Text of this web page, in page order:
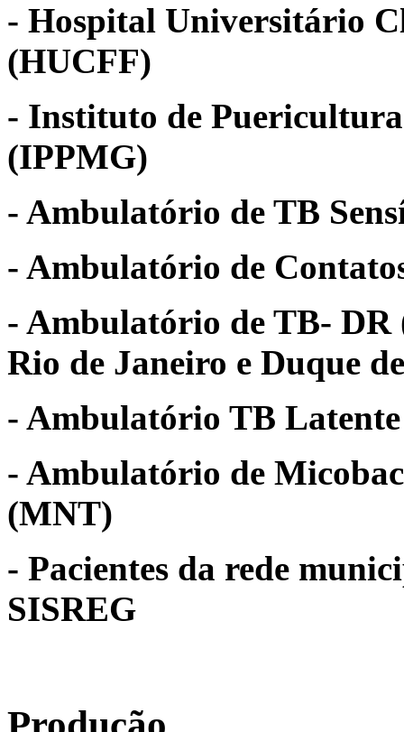
- Hospital Universitário
(HUCFF)
- Instituto de
(IPPMG)
- Ambulatório de TB
- Ambulatório de
- Ambulatório de TB- DR
Rio de Janeiro e Duque
- Ambulatório TB Latente
- Ambulatório de
(MNT)
- Pacientes da rede
SISREG